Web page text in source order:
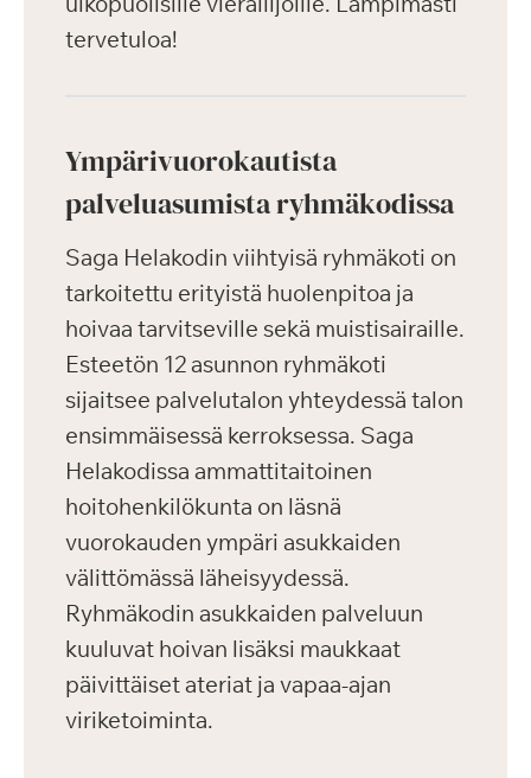
tervetuloa!
Ympärivuorokautista
palveluasumista ryhmäkodissa
Saga Helakodin viihtyisä ryhmäkoti on
tarkoitettu erityistä huolenpitoa ja
hoivaa tarvitseville sekä muistisairaille.
Esteetön 12 asunnon ryhmäkoti
sijaitsee palvelutalon yhteydessä talon
ensimmäisessä kerroksessa. Saga
Helakodissa ammattitaitoinen
hoitohenkilökunta on läsnä
vuorokauden ympäri asukkaiden
välittömässä läheisyydessä.
Ryhmäkodin asukkaiden palveluun
kuuluvat hoivan lisäksi maukkaat
päivittäiset ateriat ja vapaa-ajan
viriketoiminta.